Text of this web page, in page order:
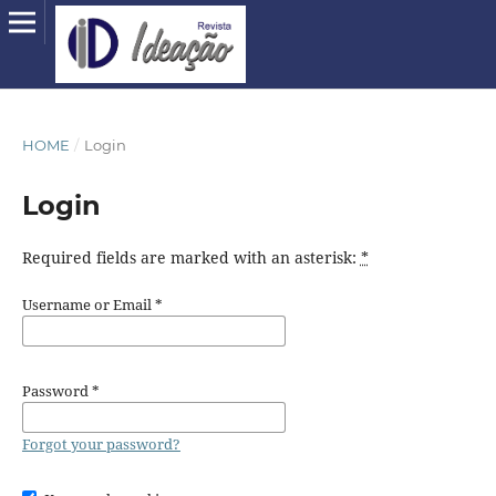
HOME / Login
Login
Required fields are marked with an asterisk: *
Username or Email*
Password*
Forgot your password?